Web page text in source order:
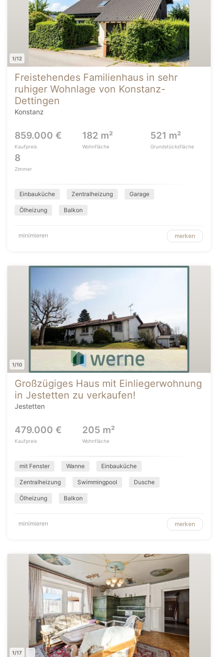
1/12
Freistehendes Familienhaus in sehr
ruhiger Wohnlage von Konstanz-
Dettingen
Konstanz
859.000 €
Kaufpreis
182 m²
Wohnfläche
521 m²
Grundstücksfläche
8
Zimmer
Einbauküche Zentralheizung Garage
Ölheizung Balkon
minimieren merken
1/10
Großzügiges Haus mit Einliegerwohnung
in Jestetten zu verkaufen!
Jestetten
479.000 €
Kaufpreis
205 m²
Wohnfläche
mit Fenster Wanne Einbauküche
Zentralheizung Swimmingpool Dusche
Ölheizung Balkon
minimieren merken
1/17